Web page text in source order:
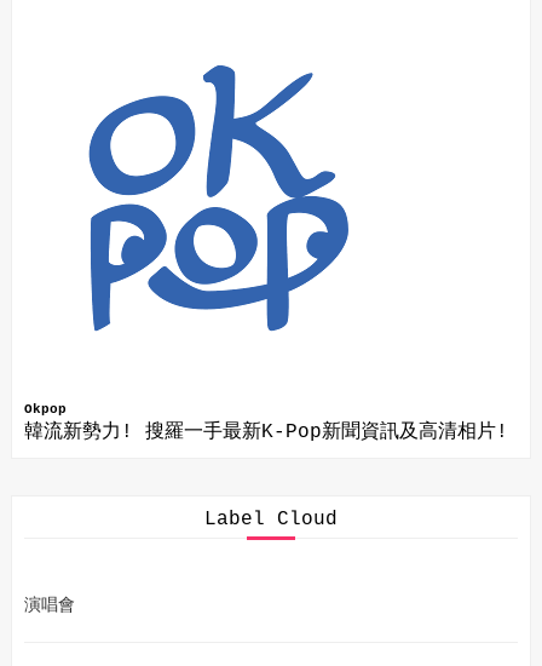
Okpop
韓流新勢力! 搜羅一手最新K-Pop新聞資訊及高清相片!
Label Cloud
演唱會